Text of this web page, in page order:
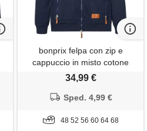
bonprix felpa con zip e
cappuccio in misto cotone
morbido, loose fit-blu
34,99 €
Sped. 4,99 €
48 52 56 60 64 68